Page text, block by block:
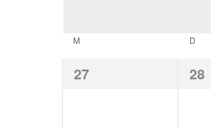
von
Veranstaltungen
M D
027
028